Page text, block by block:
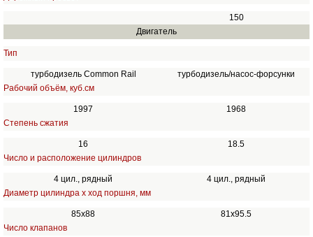
150
Двигатель
Тип
турбодизель Common Rail
турбодизель/насос-форсунки
Рабочий объём, куб.см
1997
1968
Степень сжатия
16
18.5
Число и расположение цилиндров
4 цил., рядный
4 цил., рядный
Диаметр цилиндра х ход поршня, мм
85x88
81х95.5
Число клапанов